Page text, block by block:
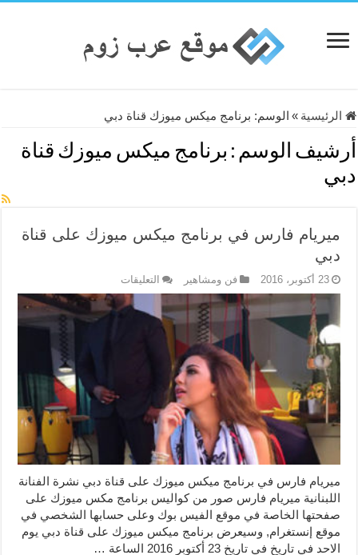
الرئيسية » الوسم: برنامج ميكس ميوزك قناة دبي
أرشيف الوسم : برنامج ميكس ميوزك قناة
دبي
ميريام فارس في برنامج ميكس ميوزك على قناة
دبي
23 أكتوبر، 2016 فن ومشاهير التعليقات
فارس
في
دبي
مغلقة
ميريام فارس في برنامج ميكس ميوزك على قناة دبي نشرة الفنانة
اللبنانية ميريام فارس صور من كواليس برنامج مكس ميوزك على
صفحتها الخاصة في موقع الفيس بوك وعلى حسابها الشخصي في
موقع إنستغرام, وسيعرض برنامج ميكس ميوزك على قناة دبي يوم
الاحد في تاريخ في تاريخ 23 أكتوبر 2016 الساعة …